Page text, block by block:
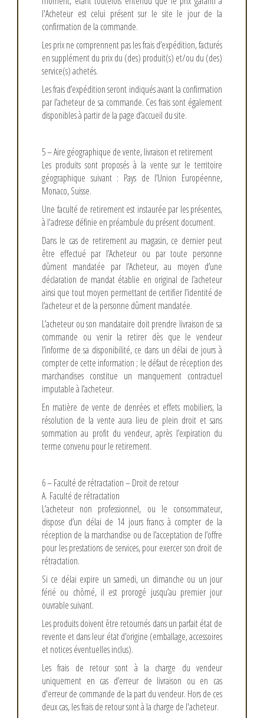
l'Acheteur est celui présent sur le site le jour de la
confirmation de la commande.
Les prix ne comprennent pas les frais d’expédition, facturés
en supplément du prix du (des) produit(s) et/ou du (des)
service(s) achetés.
Les frais d’expédition seront indiqués avant la confirmation
par l’acheteur de sa commande. Ces frais sont également
disponibles à partir de la page d’accueil du site.
5 – Aire géographique de vente, livraison et retirement
Les produits sont proposés à la vente sur le territoire
géographique suivant : Pays de l’Union Européenne,
Monaco, Suisse.
Une faculté de retirement est instaurée par les présentes,
à l'adresse définie en préambule du présent document.
Dans le cas de retirement au magasin, ce dernier peut
être effectué par l’Acheteur ou par toute personne
dûment mandatée par l’Acheteur, au moyen d’une
déclaration de mandat établie en original de l’acheteur
ainsi que tout moyen permettant de certifier l’identité de
l’acheteur et de la personne dûment mandatée.
L’acheteur ou son mandataire doit prendre livraison de sa
commande ou venir la retirer dès que le vendeur
l’informe de sa disponibilité, ce dans un délai de jours à
compter de cette information ; le défaut de réception des
marchandises constitue un manquement contractuel
imputable à l’acheteur.
En matière de vente de denrées et effets mobiliers, la
résolution de la vente aura lieu de plein droit et sans
sommation au profit du vendeur, après l’expiration du
terme convenu pour le retirement.
6 – Faculté de rétractation – Droit de retour
A. Faculté de rétractation
L’acheteur non professionnel, ou le consommateur,
dispose d’un délai de 14 jours francs à compter de la
réception de la marchandise ou de l’acceptation de l’offre
pour les prestations de services, pour exercer son droit de
rétractation.
Si ce délai expire un samedi, un dimanche ou un jour
férié ou chômé, il est prorogé jusqu’au premier jour
ouvrable suivant.
Les produits doivent être retournés dans un parfait état de
revente et dans leur état d’origine (emballage, accessoires
et notices éventuelles inclus).
Les frais de retour sont à la charge du vendeur
uniquement en cas d’erreur de livraison ou en cas
d'erreur de commande de la part du vendeur. Hors de ces
deux cas, les frais de retour sont à la charge de l'acheteur.